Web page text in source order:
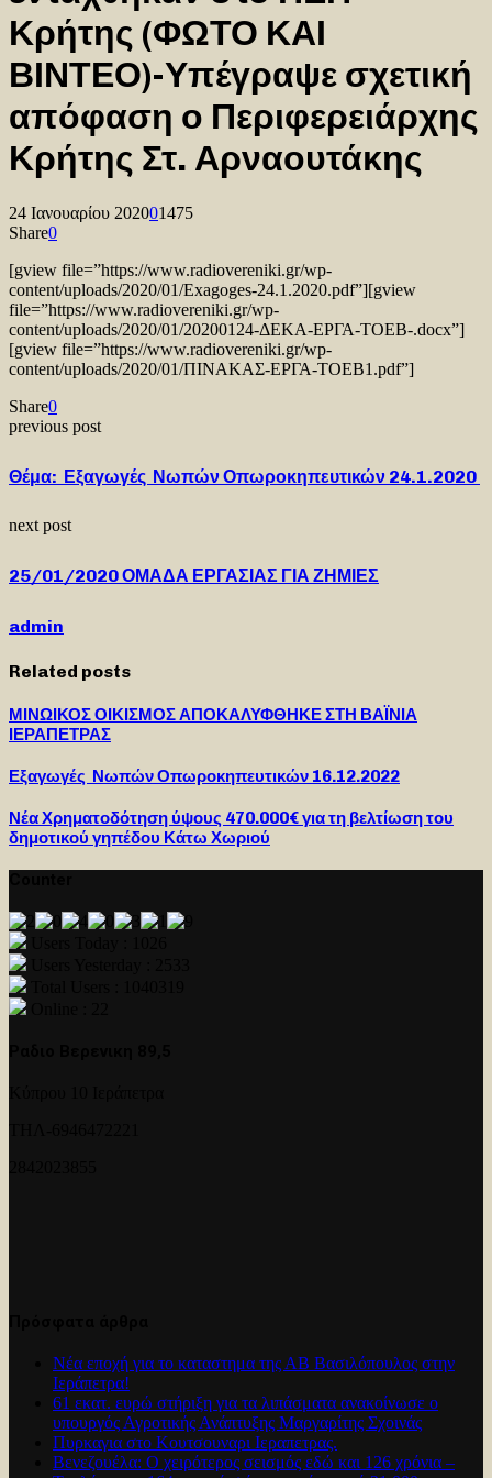
Κρήτης (ΦΩΤΟ ΚΑΙ
ΒΙΝΤΕΟ)-Υπέγραψε σχετική
απόφαση ο Περιφερειάρχης
Κρήτης Στ. Αρναουτάκης
24 Ιανουαρίου 202001475
Share0
[gview file=”https://www.radiovereniki.gr/wp-
content/uploads/2020/01/Exagoges-24.1.2020.pdf”][gview
file=”https://www.radiovereniki.gr/wp-
content/uploads/2020/01/20200124-ΔΕΚΑ-ΕΡΓΑ-ΤΟΕΒ-.docx”]
[gview file=”https://www.radiovereniki.gr/wp-
content/uploads/2020/01/ΠΙΝΑΚΑΣ-ΕΡΓΑ-ΤΟΕΒ1.pdf”]
Share0
previous post
Θέμα: Εξαγωγές Νωπών Οπωροκηπευτικών 24.1.2020
next post
25/01/2020 ΟΜΑΔΑ ΕΡΓΑΣΙΑΣ ΓΙΑ ΖΗΜΙΕΣ
admin
Related posts
ΜΙΝΩΙΚΟΣ ΟΙΚΙΣΜΟΣ ΑΠΟΚΑΛΥΦΘΗΚΕ ΣΤΗ ΒΑΪΝΙΑ
ΙΕΡΑΠΕΤΡΑΣ
Εξαγωγές Νωπών Οπωροκηπευτικών 16.12.2022
Νέα Χρηματοδότηση ύψους 470.000€ για τη βελτίωση του
δημοτικού γηπέδου Κάτω Χωριού
Νέα εποχή για το καταστημα της ΑΒ Βασιλόπουλος στην
Ιεράπετρα!
61 εκατ. ευρώ στήριξη για τα λιπάσματα ανακοίνωσε ο
υπουργός Αγροτικής Ανάπτυξης Μαργαρίτης Σχοινάς
Πυρκαγια στο Κουτσουναρι Ιεραπετρας.
Βενεζουέλα: Ο χειρότερος σεισμός εδώ και 126 χρόνια –